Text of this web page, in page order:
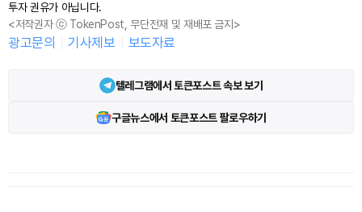
투자 권유가 아닙니다.
<저작권자 ⓒ TokenPost, 무단전재 및 재배포 금지>
광고문의 기사제보 보도자료
텔레그램에서 토큰포스트 속보 보기
구글뉴스에서 토큰포스트 팔로우하기